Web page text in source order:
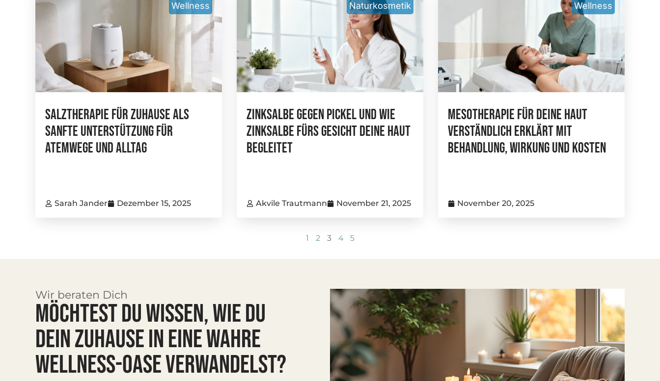
Wellness
Salztherapie Für Zuhause Als
Sanfte Unterstützung Für
Atemwege Und Alltag
Sarah Jander Dezember 15, 2025
Naturkosmetik
Zinksalbe Gegen Pickel Und Wie
Zinksalbe Fürs Gesicht Deine Haut
Begleitet
Akvile Trautmann November 21, 2025
Wellness
Mesotherapie Für Deine Haut
Verständlich Erklärt Mit
Behandlung, Wirkung Und Kosten
November 20, 2025
1 2 3 4 5
Wir beraten Dich
MÖCHTEST DU WISSEN, WIE DU
DEIN ZUHAUSE IN EINE WAHRE
WELLNESS-OASE VERWANDELST?